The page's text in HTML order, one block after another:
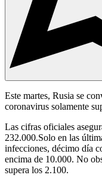
Este martes, Rusia se
coronavirus solamente
Las cifras oficiales
232.000.Solo en las
infecciones, décimo día
encima de 10.000. No
supera los 2.100.